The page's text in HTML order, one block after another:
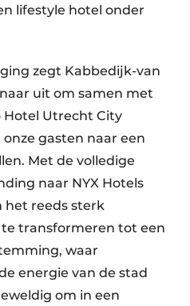
lifestyle hotel onder
zegt Kabbedijk-van
uit om samen met
Utrecht City
gasten naar een
Met de volledige
naar NYX Hotels
het reeds sterk
transformeren tot een
waar
energie van de stad
om in een